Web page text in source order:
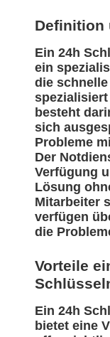
Definition
Ein 24h
ein
die
besteht
sich
Probleme
Der
Verfügung
Lösung
Mitarbeiter
verfügen
die
Vorteile
Ein 24h
bietet eine